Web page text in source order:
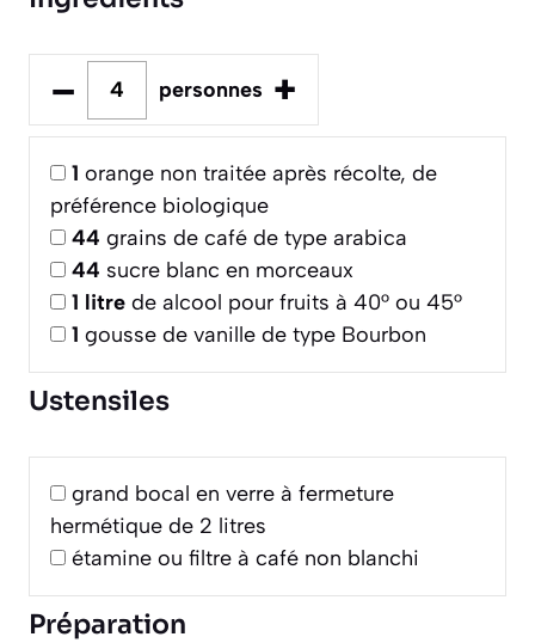
– personnes +
1 orange non traitée après récolte, de
préférence biologique
44 grains de café de type arabica
44 sucre blanc en morceaux
1 litre de alcool pour fruits à 40° ou 45°
1 gousse de vanille de type Bourbon
Ustensiles
grand bocal en verre à fermeture
hermétique de 2 litres
étamine ou filtre à café non blanchi
Préparation